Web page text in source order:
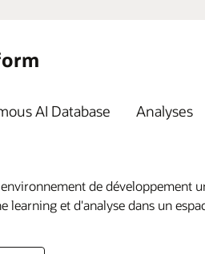
AI Database Analyses
de développement
learning et d'analyse dans un